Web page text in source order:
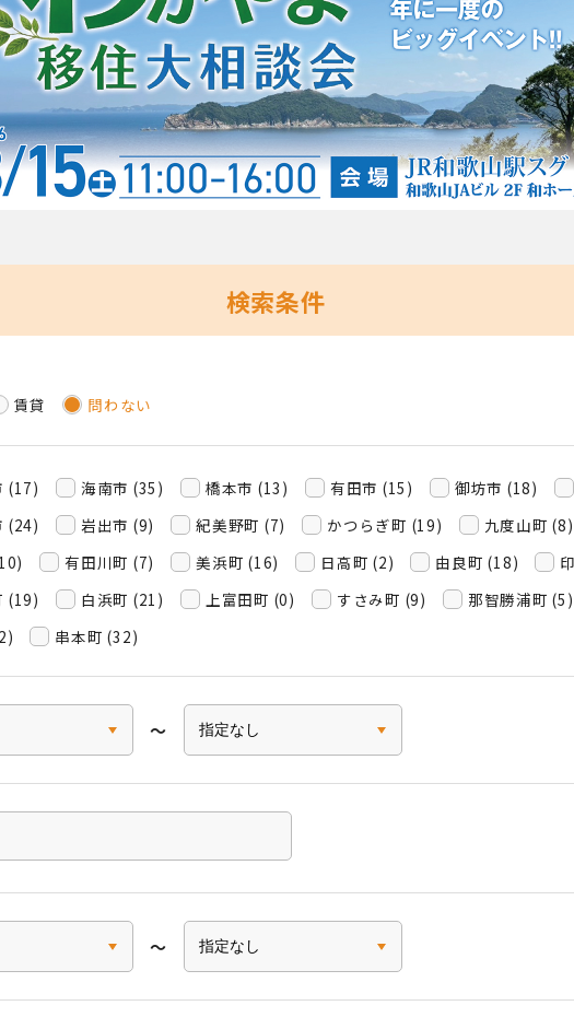
検索条件
賃貸 問わない
(17) 海南市 (35) 橋本市 (13) 有田市 (15) 御坊市 (18)
(24)
岩出市 (9) 紀美野町 (7) かつらぎ町 (19) 九度山町 (8)
有田川町 (7) 美浜町 (16) 日高町 (2) 由良町 (18)
(19)
白浜町 (21) 上富田町 (0) すさみ町 (9) 那智勝浦町 (5)
串本町 (32)
〜
〜